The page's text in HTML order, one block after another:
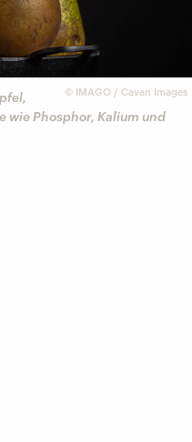
© IMAGO / Cavan Images
Phosphor, Kalium und